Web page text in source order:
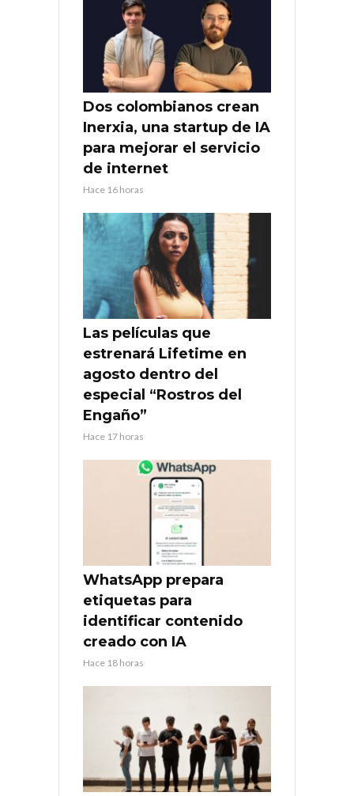
Dos colombianos crean
Inerxia, una startup de IA
para mejorar el servicio
de internet
Hace 16 horas
Las películas que
estrenará Lifetime en
agosto dentro del
especial “Rostros del
Engaño”
Hace 17 horas
WhatsApp prepara
etiquetas para
identificar contenido
creado con IA
Hace 18 horas